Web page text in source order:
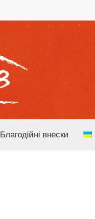
Благодійні внески